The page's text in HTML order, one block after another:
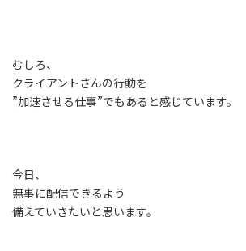
むしろ、
クライアントさんの行動を
”加速させる仕事”でもあると感じています。
今日、
無事に配信できるよう
備えていきたいと思います。